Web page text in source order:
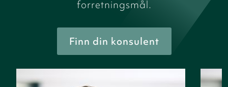
forretningsmål.
Finn din konsulent